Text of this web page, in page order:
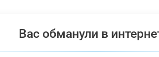
Вас обманули в